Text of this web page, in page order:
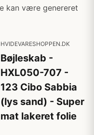
kan være genereret
HVIDEVARESHOPPEN.DK
Bøjleskab -
HXL050-707 -
123 Cibo Sabbia
(lys sand) - Super
mat lakeret folie